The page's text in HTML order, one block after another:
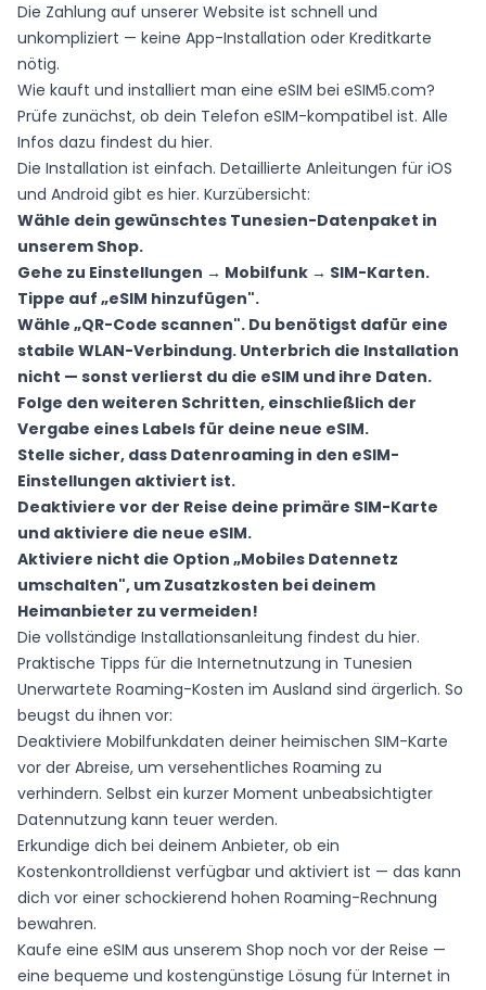
Die Zahlung auf unserer Website ist schnell und
unkompliziert — keine App-Installation oder Kreditkarte
nötig.
Wie kauft und installiert man eine eSIM bei eSIM5.com?
Prüfe zunächst, ob dein Telefon eSIM-kompatibel ist. Alle
Infos dazu findest du hier.
Die Installation ist einfach. Detaillierte Anleitungen für iOS
und Android gibt es hier. Kurzübersicht:
Wähle dein gewünschtes Tunesien-Datenpaket in
unserem Shop.
Gehe zu Einstellungen → Mobilfunk → SIM-Karten.
Tippe auf „eSIM hinzufügen".
Wähle „QR-Code scannen". Du benötigst dafür eine
stabile WLAN-Verbindung. Unterbrich die Installation
nicht — sonst verlierst du die eSIM und ihre Daten.
Folge den weiteren Schritten, einschließlich der
Vergabe eines Labels für deine neue eSIM.
Stelle sicher, dass Datenroaming in den eSIM-
Einstellungen aktiviert ist.
Deaktiviere vor der Reise deine primäre SIM-Karte
und aktiviere die neue eSIM.
Aktiviere nicht die Option „Mobiles Datennetz
umschalten", um Zusatzkosten bei deinem
Heimanbieter zu vermeiden!
Die vollständige Installationsanleitung findest du hier.
Praktische Tipps für die Internetnutzung in Tunesien
Unerwartete Roaming-Kosten im Ausland sind ärgerlich. So
beugst du ihnen vor:
Deaktiviere Mobilfunkdaten deiner heimischen SIM-Karte
vor der Abreise, um versehentliches Roaming zu
verhindern. Selbst ein kurzer Moment unbeabsichtigter
Datennutzung kann teuer werden.
Erkundige dich bei deinem Anbieter, ob ein
Kostenkontrolldienst verfügbar und aktiviert ist — das kann
dich vor einer schockierend hohen Roaming-Rechnung
bewahren.
Kaufe eine eSIM aus unserem Shop noch vor der Reise —
eine bequeme und kostengünstige Lösung für Internet in